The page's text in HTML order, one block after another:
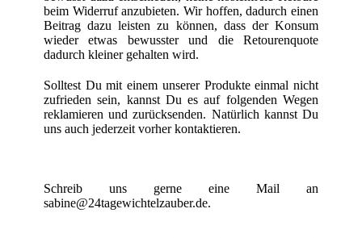
beim Widerruf anzubieten. Wir hoffen, dadurch einen
Beitrag dazu leisten zu können, dass der Konsum
wieder etwas bewusster und die Retourenquote
dadurch kleiner gehalten wird.
Solltest Du mit einem unserer Produkte einmal nicht
zufrieden sein, kannst Du es auf folgenden Wegen
reklamieren und zurücksenden. Natürlich kannst Du
uns auch jederzeit vorher kontaktieren.
Schreib uns gerne eine Mail an
sabine@24tagewichtelzauber.de.